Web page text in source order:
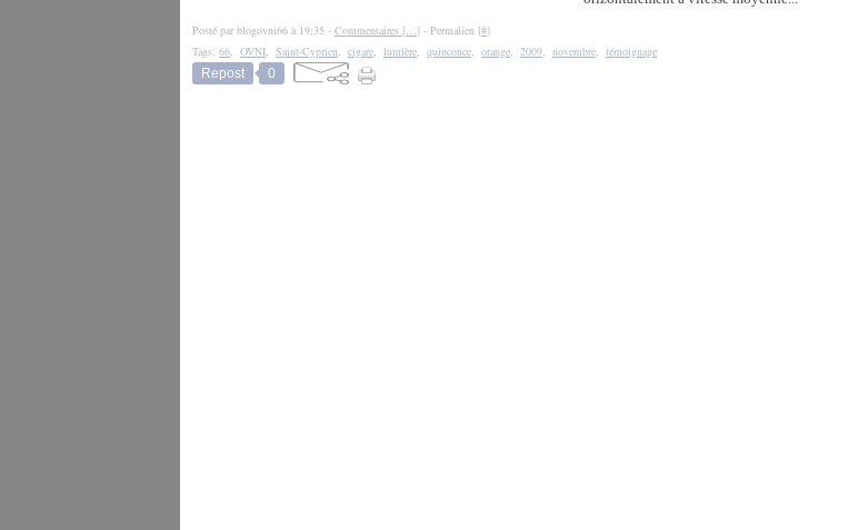
Posté par blogovni66 à 19:35 - Commentaires […] - Permalien [#]
Tags: 66, OVNI, Saint-Cyprien, cigare, lumière, quinconce, orange, 2009, novembre, témoignage
Repost
0